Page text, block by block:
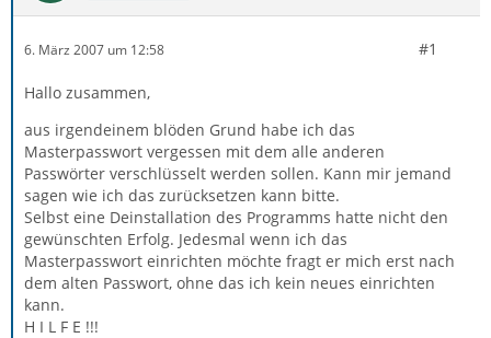
6. März 2007 um 12:58 #1
Hallo zusammen,
aus irgendeinem blöden Grund habe ich das
Masterpasswort vergessen mit dem alle anderen
Passwörter verschlüsselt werden sollen. Kann mir jemand
sagen wie ich das zurücksetzen kann bitte.
Selbst eine Deinstallation des Programms hatte nicht den
gewünschten Erfolg. Jedesmal wenn ich das
Masterpasswort einrichten möchte fragt er mich erst nach
dem alten Passwort, ohne das ich kein neues einrichten
kann.
H I L F E !!!